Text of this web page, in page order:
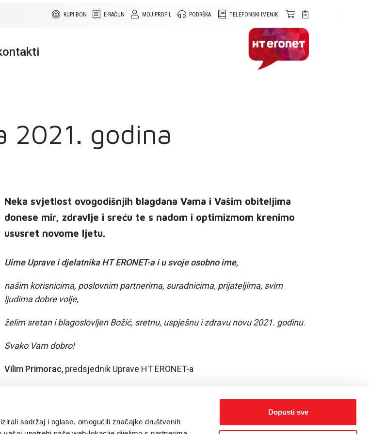
sadržaj i oglase, omogućili značajke društvenih
Dopusti sve
TELEFONSKI IMENIK
PODRŠKA
MOJ PROFIL
E-RAČUN
KUPI BON
2021. godina
Neka svjetlost ovogodišnjih blagdana Vama i Vašim obiteljima
donese mir, zdravlje i sreću te s nadom i optimizmom krenimo
ususret novome ljetu.
Uime Uprave i djelatnika HT ERONET-a i u svoje osobno ime,
našim korisnicima, poslovnim partnerima, suradnicima, prijateljima, svim
ljudima dobre volje,
želim sretan i blagoslovljen Božić, sretnu, uspješnu i zdravu novu 2021. godinu.
Svako Vam dobro!
Vilim Primorac, predsjednik Uprave HT ERONET-a